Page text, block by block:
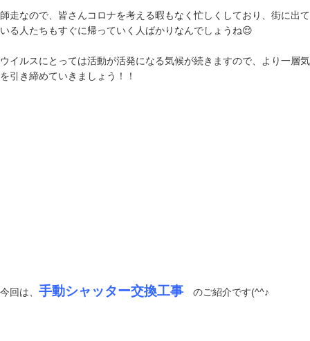
師走なので、皆さんコロナを考える暇もなく忙しくしており、街に出て
いる人たちもすぐに帰っていく人ばかりなんでしょうね😌
ウイルスにとっては活動が活発になる気候が続きますので、より一層気
を引き締めていきましょう！！
今回は、 手動シャッター交換工事 のご紹介です(^^♪